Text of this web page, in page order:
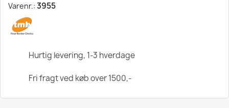
Varenr.: 3955
Hurtig levering, 1-3 hverdage
Fri fragt ved køb over 1500,-